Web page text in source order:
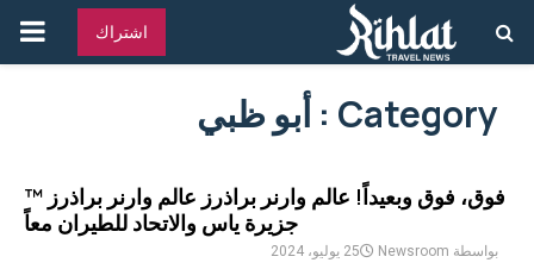
اشتراك
Category : أبو ظبي
فوق، فوق وبعيداً! عالم وارنر براذرز عالم وارنر براذرز ™
جزيرة ياس والاتحاد للطيران معاً
بواسطة Newsroom 25 يوليو، 2024